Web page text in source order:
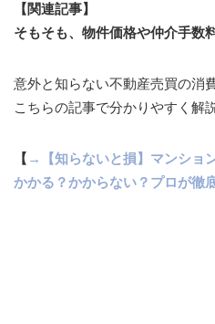
【関連記事】
そもそも、物件価格や仲介手数
意外と知らない不動産売買の消
こちらの記事で分かりやすく解
【 →【知らないと損】マンショ
かかる？かからない？プロが徹